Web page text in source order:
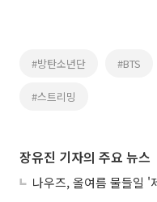
#방탄소년단 #BTS
#스트리밍
장유진 기자의 주요 뉴스